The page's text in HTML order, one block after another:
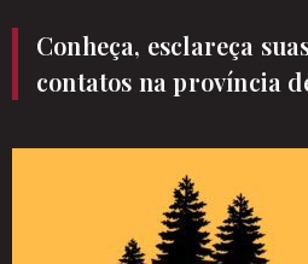
Conheça, esclareça
contatos na província